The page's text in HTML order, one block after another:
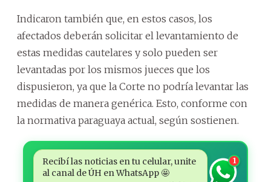
Indicaron también que, en estos casos, los
afectados deberán solicitar el levantamiento de
estas medidas cautelares y solo pueden ser
levantadas por los mismos jueces que los
dispusieron, ya que la Corte no podría levantar las
medidas de manera genérica. Esto, conforme con
la normativa paraguaya actual, según sostienen.
Recibí las noticias en tu celular, unite
al canal de ÚH en WhatsApp 🤩
1